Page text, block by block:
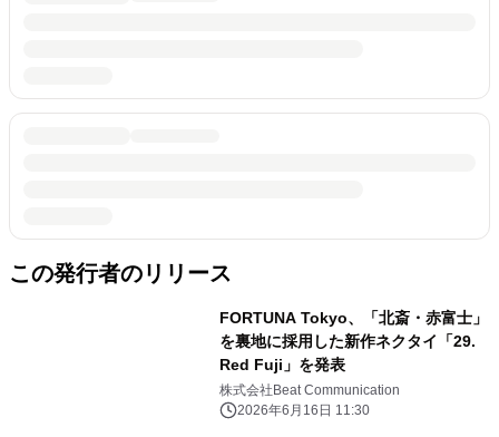
この発行者のリリース
FORTUNA Tokyo、「北斎・赤富士」
を裏地に採用した新作ネクタイ「29.
Red Fuji」を発表
株式会社Beat Communication
2026年6月16日 11:30